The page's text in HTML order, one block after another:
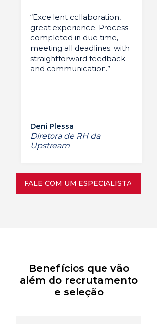
“Excellent collaboration,
great experience. Process
completed in due time,
meeting all deadlines. with
straightforward feedback
and communication.”
Deni Plessa
Diretora de RH da
Upstream
FALE COM UM ESPECIALISTA
Benefícios que vão
além do recrutamento
e seleção